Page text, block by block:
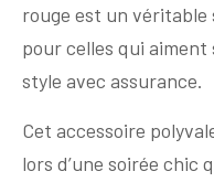
rouge est un
pour celles qui
style avec assurance.
Cet accessoire
lors d’une soirée chic